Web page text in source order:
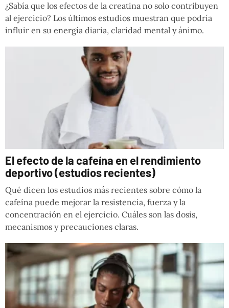
¿Sabía que los efectos de la creatina no solo contribuyen
al ejercicio? Los últimos estudios muestran que podría
influir en su energía diaria, claridad mental y ánimo.
El efecto de la cafeína en el rendimiento
deportivo (estudios recientes)
Qué dicen los estudios más recientes sobre cómo la
cafeína puede mejorar la resistencia, fuerza y la
concentración en el ejercicio. Cuáles son las dosis,
mecanismos y precauciones claras.